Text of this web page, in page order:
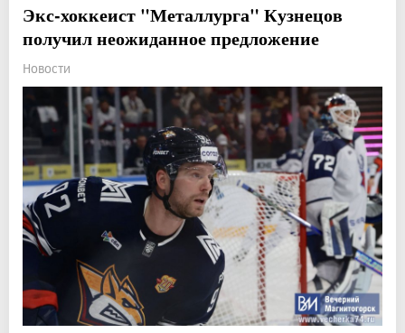
Экс-хоккеист "Металлурга" Кузнецов
получил неожиданное предложение
Новости